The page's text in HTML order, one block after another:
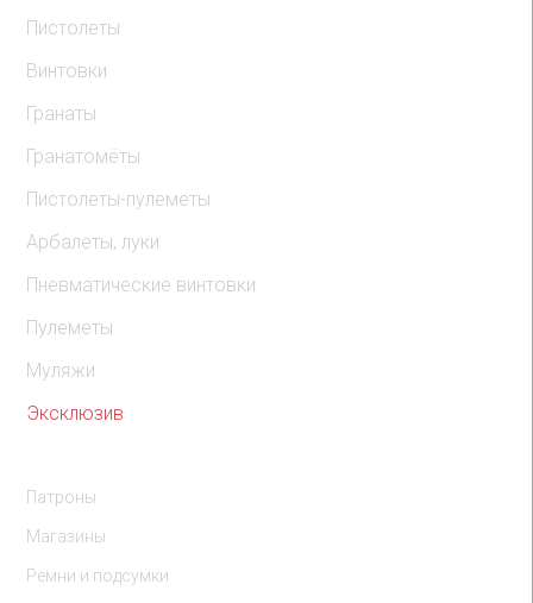
Пистолеты
Винтовки
Гранаты
Гранатомёты
Пистолеты-пулеметы
Арбалеты, луки
Пневматические винтовки
Пулеметы
Муляжи
Эксклюзив
Патроны
Магазины
Ремни и подсумки